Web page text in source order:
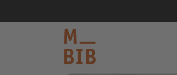
informieren